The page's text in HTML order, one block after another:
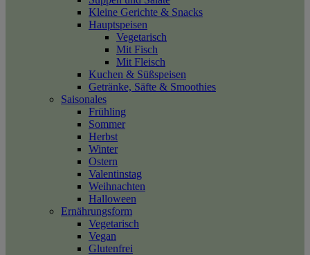
Kleine Gerichte & Snacks
Hauptspeisen
Vegetarisch
Mit Fisch
Mit Fleisch
Kuchen & Süßspeisen
Getränke, Säfte & Smoothies
Saisonales
Frühling
Sommer
Herbst
Winter
Ostern
Valentinstag
Weihnachten
Halloween
Ernährungsform
Vegetarisch
Vegan
Glutenfrei